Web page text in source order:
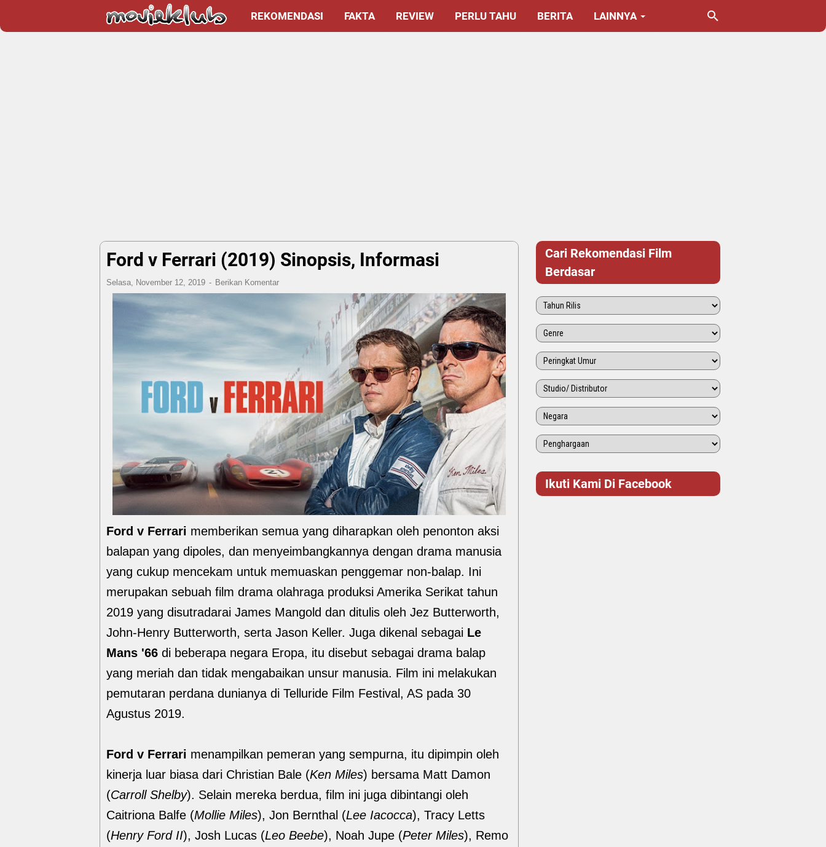
REKOMENDASI FAKTA REVIEW PERLU TAHU BERITA LAINNYA
Ford v Ferrari (2019) Sinopsis, Informasi
Selasa, November 12, 2019 Berikan Komentar
Ford v Ferrari memberikan semua yang diharapkan oleh penonton aksi
balapan yang dipoles, dan menyeimbangkannya dengan drama manusia
yang cukup mencekam untuk memuaskan penggemar non-balap. Ini
merupakan sebuah film drama olahraga produksi Amerika Serikat tahun
2019 yang disutradarai James Mangold dan ditulis oleh Jez Butterworth,
John-Henry Butterworth, serta Jason Keller. Juga dikenal sebagai Le
Mans '66 di beberapa negara Eropa, itu disebut sebagai drama balap
yang meriah dan tidak mengabaikan unsur manusia. Film ini melakukan
pemutaran perdana dunianya di Telluride Film Festival, AS pada 30
Agustus 2019.
Ford v Ferrari menampilkan pemeran yang sempurna, itu dipimpin oleh
kinerja luar biasa dari Christian Bale (Ken Miles) bersama Matt Damon
(Carroll Shelby). Selain mereka berdua, film ini juga dibintangi oleh
Caitriona Balfe (Mollie Miles), Jon Bernthal (Lee Iacocca), Tracy Letts
(Henry Ford II), Josh Lucas (Leo Beebe), Noah Jupe (Peter Miles), Remo
Cari Rekomendasi Film
Berdasar
Ikuti Kami Di Facebook